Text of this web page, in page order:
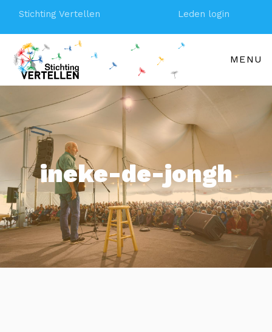
Stichting Vertellen Leden login
MENU
ineke-de-jongh